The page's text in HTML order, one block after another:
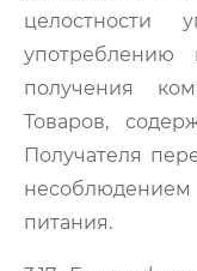
целостности
получения
Товаров,
Получателя
несоблюдением
питания.